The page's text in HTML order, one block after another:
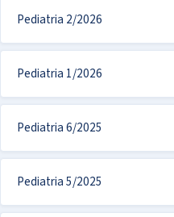
Pediatria 2/2026
Pediatria 1/2026
Pediatria 6/2025
Pediatria 5/2025